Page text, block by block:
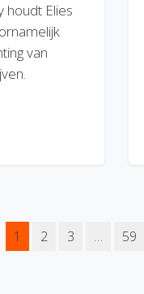
houdt Elies
van
1 2 3 … 59